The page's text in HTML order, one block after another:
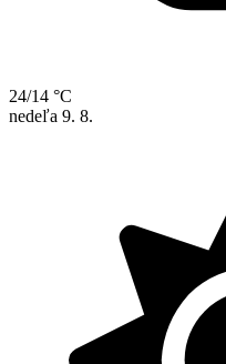
24/14 °C
nedeľa 9. 8.